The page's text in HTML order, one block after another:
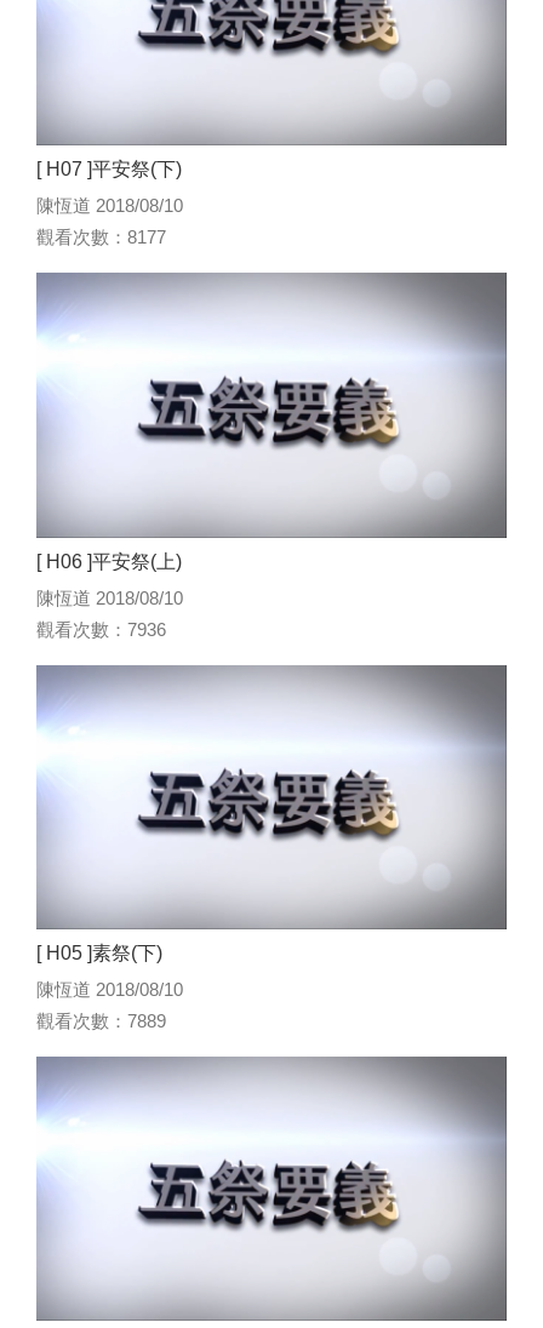
[ H07 ]平安祭(下)
陳恆道 2018/08/10
觀看次數：8177
[ H06 ]平安祭(上)
陳恆道 2018/08/10
觀看次數：7936
[ H05 ]素祭(下)
陳恆道 2018/08/10
觀看次數：7889